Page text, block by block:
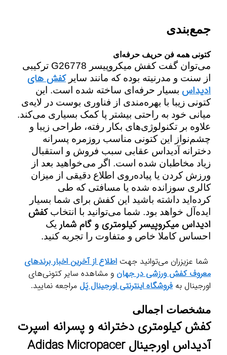
جمع‌بندی
کتونی همه فن حریف حرفه‌ای
می‌توان گفت کفش میکروپیسر G26778 ترکیبی
از سنت و مدرنیته بوده که مانند سایرکفش های
ادیداس بسیار حرفه‌ای ساخته شده است. این
کتونی زیبا با بهره‌مندی از فناوری بوست در لایه‌ی
میانی خود به راحتی بیشتر پا کمک بسیاری می‌کند.
علاوه بر تکنولوژی‌های بکار رفته، طراحی زیبا و
چشم‌نواز این کتونی مناسب روزمره پسرانه
دخترانه آدیداس عقابی سبب فروش و استقبال
زیاد مخاطبان شده است. اگر می‌خواهید بعد از
ورزش کردن یا پیاده‌‌روی اطلاع دقیقی از میزان
کالری سوزانده شده‌ یا مسافتی که طی
کرده‌اید داشته باشید این کفش برای شما بسیار
ایده‌آل خواهد بود. شما می‌توانید با انتخابکفش
ادیداس میکروپیسر کیلومتری و گام شمار یک
احساس کاملا خاص و متفاوت را تجربه کنید.
شما عزیزران می‌توانید جهت اطلاع از آخرین اخبار برندهای
معروف کفش ورزشی در جهان و مشاهده سایر کتونی‌های
اورجینال به فروشگاه اینترنتی اورجینال پَل مراجعه نمایید.
مشخصات اجمالی
کفش کیلومتری دخترانه و پسرانه اسپرت
آدیداس اورجینال Adidas Micropacer